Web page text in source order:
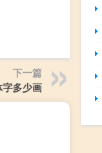
下一篇
多少画